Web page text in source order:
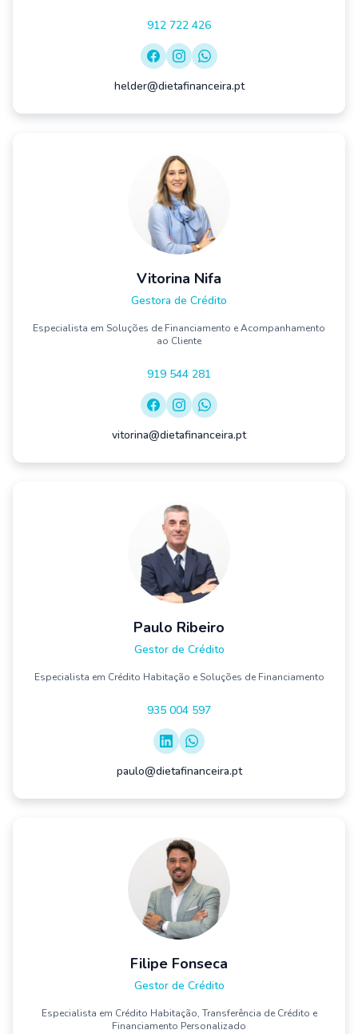
912 722 426
helder@dietafinanceira.pt
Vitorina Nifa
Gestora de Crédito
Especialista em Soluções de Financiamento e Acompanhamento
ao Cliente
919 544 281
vitorina@dietafinanceira.pt
Paulo Ribeiro
Gestor de Crédito
Especialista em Crédito Habitação e Soluções de Financiamento
935 004 597
paulo@dietafinanceira.pt
Filipe Fonseca
Gestor de Crédito
Especialista em Crédito Habitação, Transferência de Crédito e
Financiamento Personalizado